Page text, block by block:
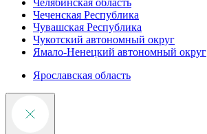
Челябинская область
Чеченская Республика
Чувашская Республика
Чукотский автономный округ
Ямало-Ненецкий автономный округ
Ярославская область